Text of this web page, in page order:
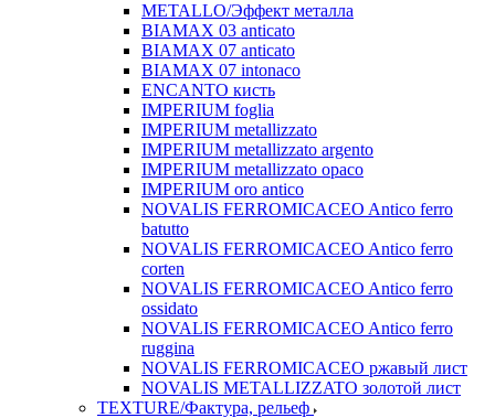
METALLO/Эффект металла
BIAMAX 03 anticato
BIAMAX 07 anticato
BIAMAX 07 intonaco
ENCANTO кисть
IMPERIUM foglia
IMPERIUM metallizzato
IMPERIUM metallizzato argento
IMPERIUM metallizzato opaco
IMPERIUM oro antico
NOVALIS FERROMICACEO Antico ferro
batutto
NOVALIS FERROMICACEO Antico ferro
corten
NOVALIS FERROMICACEO Antico ferro
ossidato
NOVALIS FERROMICACEO Antico ferro
ruggina
NOVALIS FERROMICACEO ржавый лист
NOVALIS METALLIZZATO золотой лист
TEXTURE/Фактура, рельеф